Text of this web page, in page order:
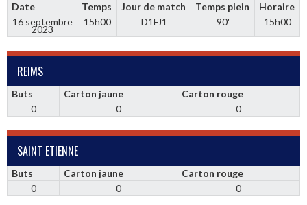
Date Temps Jour de match Temps plein
Horaire
16 septembre
2023
15h00 D1FJ1 90' 15h00
REIMS
Buts Carton jaune
Carton rouge
0
0 0
SAINT ETIENNE
Buts Carton jaune
Carton rouge
0
0 0